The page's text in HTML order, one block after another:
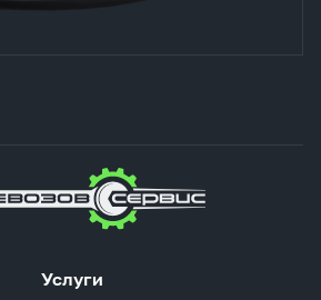
Услуги